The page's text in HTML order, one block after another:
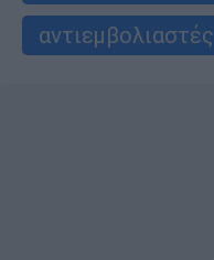
αντιεμβολιαστές